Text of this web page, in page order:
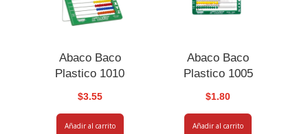
Abaco Baco
Plastico 1010
$3.55
Añadir al carrito
Abaco Baco
Plastico 1005
$1.80
Añadir al carrito